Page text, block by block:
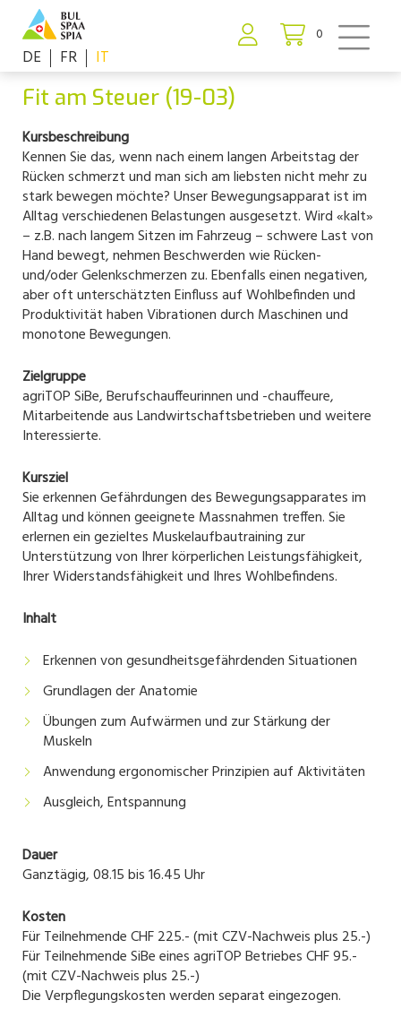
0
DE FR IT
Fit am Steuer (19-03)
Kursbeschreibung
Kennen Sie das, wenn nach einem langen Arbeitstag der
Rücken schmerzt und man sich am liebsten nicht mehr zu
stark bewegen möchte? Unser Bewegungsapparat ist im
Alltag verschiedenen Belastungen ausgesetzt. Wird «kalt»
– z.B. nach langem Sitzen im Fahrzeug – schwere Last von
Hand bewegt, nehmen Beschwerden wie Rücken-
und/oder Gelenkschmerzen zu. Ebenfalls einen negativen,
aber oft unterschätzten Einfluss auf Wohlbefinden und
Produktivität haben Vibrationen durch Maschinen und
monotone Bewegungen.
Zielgruppe
agriTOP SiBe, Berufschauffeurinnen und -chauffeure,
Mitarbeitende aus Landwirtschaftsbetrieben und weitere
Interessierte.
Kursziel
Sie erkennen Gefährdungen des Bewegungsapparates im
Alltag und können geeignete Massnahmen treffen. Sie
erlernen ein gezieltes Muskelaufbautraining zur
Unterstützung von Ihrer körperlichen Leistungsfähigkeit,
Ihrer Widerstandsfähigkeit und Ihres Wohlbefindens.
Inhalt
Erkennen von gesundheitsgefährdenden Situationen
Grundlagen der Anatomie
Übungen zum Aufwärmen und zur Stärkung der
Muskeln
Anwendung ergonomischer Prinzipien auf Aktivitäten
Ausgleich, Entspannung
Dauer
Ganztägig, 08.15 bis 16.45 Uhr
Kosten
Für Teilnehmende CHF 225.- (mit CZV-Nachweis plus 25.-)
Für Teilnehmende SiBe eines agriTOP Betriebes CHF 95.-
(mit CZV-Nachweis plus 25.-)
Die Verpflegungskosten werden separat eingezogen.